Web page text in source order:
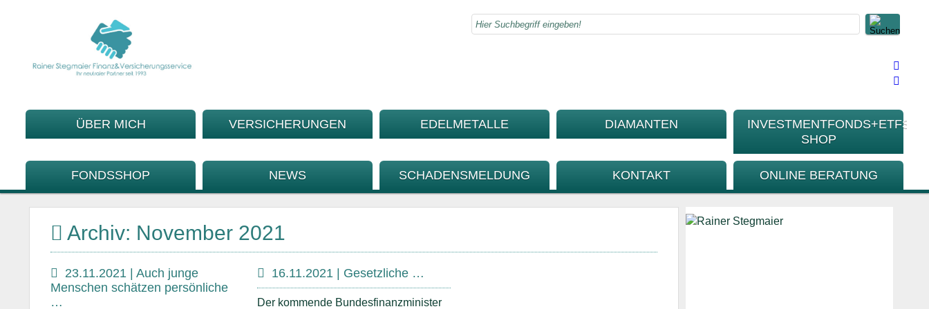
ÜBER MICH VERSICHERUNGEN EDELMETALLE DIAMANTEN
INVESTMENTFONDS+ETFS-
SHOP
FONDSSHOP NEWS SCHADENSMELDUNG KONTAKT ONLINE BERATUNG
Archiv: November 2021
23.11.2021 | Auch junge
Menschen schätzen persönliche
…
16.11.2021 | Gesetzliche …
Der kommende Bundesfinanzminister